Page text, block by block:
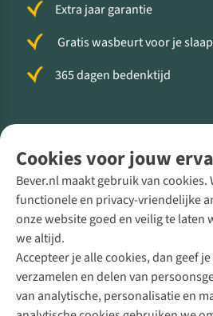
Cookies voor jouw
Bever.nl maakt gebruik van cookies.
functionele en privacy-vriendelijke
onze website goed en veilig te laten
we altijd.
Accepteer je alle cookies, dan geef
verzamelen en delen van
van analytische, personalisatie en
Extra jaar garantie
Gratis wasbeurt voor je
365 dagen bedenktijd
Direct advies van een
+31 (0)85 888 50 88
+31 6 12 28 49 80